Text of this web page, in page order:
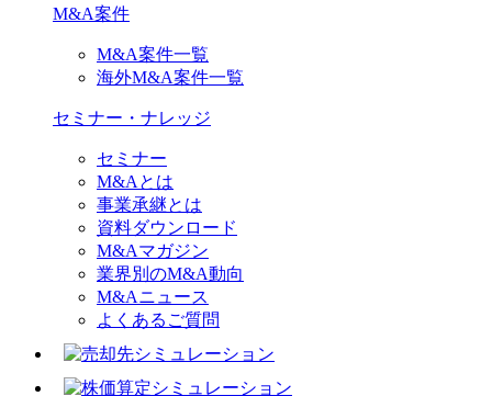
M&A案件
M&A案件一覧
海外M&A案件一覧
セミナー・ナレッジ
セミナー
M&Aとは
事業承継とは
資料ダウンロード
M&Aマガジン
業界別のM&A動向
M&Aニュース
よくあるご質問